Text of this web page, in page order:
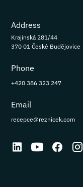
Address
Krajinská 281/44
370 01 České Budějovice
Phone
+420 386 323 247
Email
recepce@reznicek.com